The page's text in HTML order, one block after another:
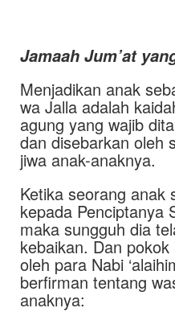
Jamaah Jum’at
Menjadikan anak
wa Jalla adalah
agung yang wajib
dan disebarkan oleh
jiwa anak-anaknya.
Ketika seorang anak
kepada Penciptanya
maka sungguh dia
kebaikan. Dan
oleh para Nabi
berfirman tentang
anaknya: